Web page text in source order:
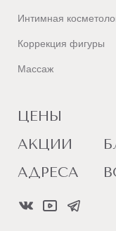
Интимная
Коррекция фигуры
Массаж
ЦЕНЫ
АКЦИИ
АДРЕСА